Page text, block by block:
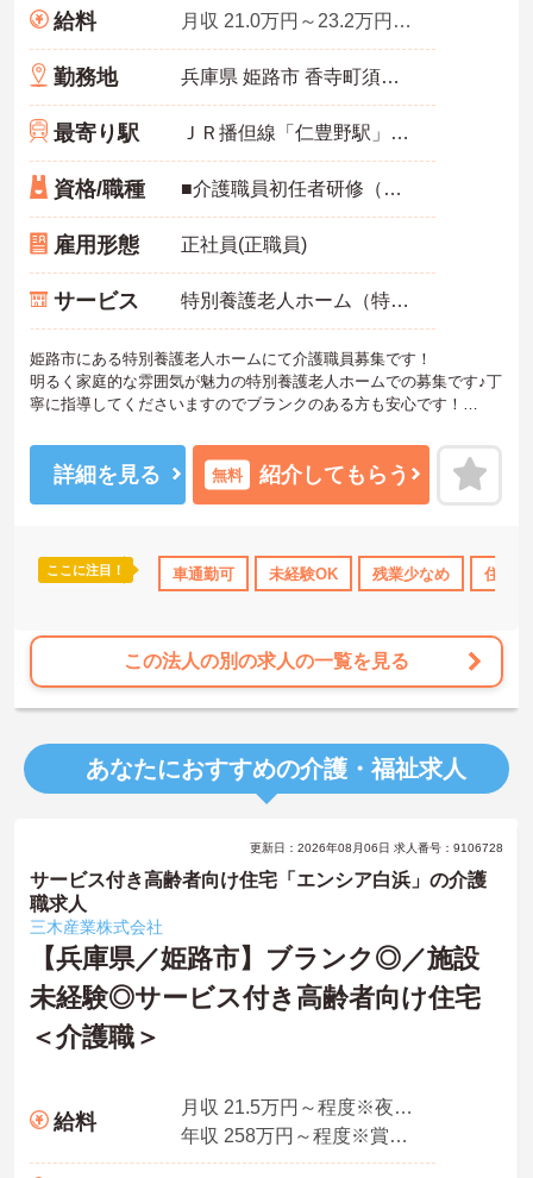
給料 月収 21.0万円～23.2万円程度（諸手当込）
勤務地 兵庫県 姫路市 香寺町須加院338-506
最寄り駅 ＪＲ播但線「仁豊野駅」バス・車6分
資格/職種 ■介護職員初任者研修（ヘルパー2級）以上 ■経験不問
雇用形態 正社員(正職員)
サービス 特別養護老人ホーム（特養）
姫路市にある特別養護老人ホームにて介護職員募集です！
明るく家庭的な雰囲気が魅力の特別養護老人ホームでの募集です♪丁
寧に指導してくださいますのでブランクのある方も安心です！
て長く働きたい方におすすめの環境です◎
ご興味がある方は是非一度マイナビまでお問い合わせください。さ
らに詳細などお伝えします！
詳細を見る 無料 紹介してもらう
ここに注目！ 車通勤可 未経験OK 残業少なめ 住宅
この法人の別の求人の一覧を見る
あなたにおすすめの介護・福祉求人
更新日：2026年08月06日 求人番号：9106728
サービス付き高齢者向け住宅「エンシア白浜」の介護
職求人
三木産業株式会社
【兵庫県／姫路市】ブランク◎／施設
未経験◎サービス付き高齢者向け住宅
＜介護職＞
給料
月収 21.5万円～程度※夜勤手当5回、皆勤手当他各種手当含む
年収 258万円～程度※賞与別